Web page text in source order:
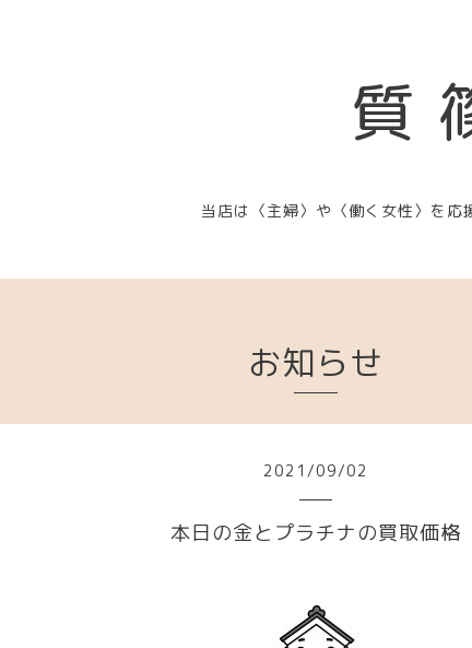
質
当店は〈主婦〉や〈働く女性〉を応
お知らせ
2021 /09/02
本日の金とプラチナの買取価格